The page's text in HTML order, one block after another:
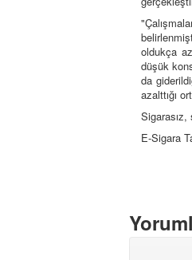
oldukça
düşük
da
azalttığı
Sigarasız,
E-Sigara